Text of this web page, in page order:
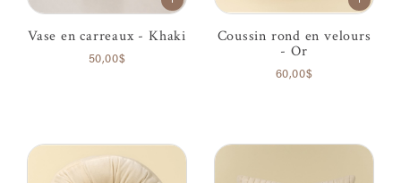
Vase en carreaux - Khaki
50,00$
Coussin rond en velours
- Or
60,00$